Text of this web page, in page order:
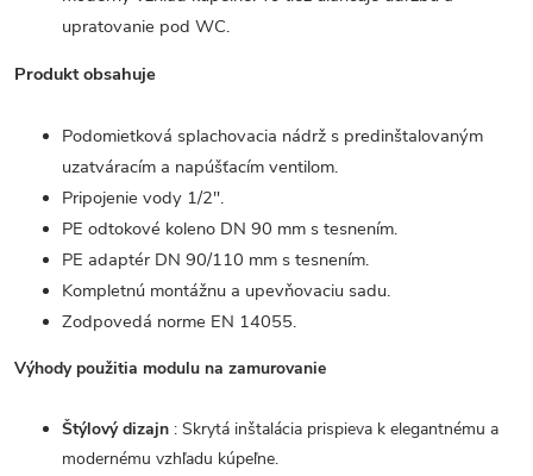
upratovanie pod WC.
Produkt obsahuje
Podomietková splachovacia nádrž s predinštalovaným
uzatváracím a napúšťacím ventilom.
Pripojenie vody 1/2".
PE odtokové koleno DN 90 mm s tesnením.
PE adaptér DN 90/110 mm s tesnením.
Kompletnú montážnu a upevňovaciu sadu.
Zodpovedá norme EN 14055.
Výhody použitia modulu na zamurovanie
Štýlový dizajn : Skrytá inštalácia prispieva k elegantnému a
modernému vzhľadu kúpeľne.